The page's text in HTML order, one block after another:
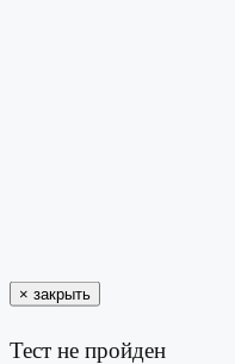
× закрыть
Тест не пройден